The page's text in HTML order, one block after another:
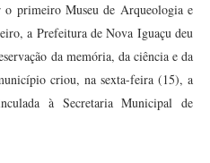
o primeiro Museu de Arqueologia e
a Prefeitura de Nova Iguaçu deu
da memória, da ciência e da
criou, na sexta-feira (15), a
à Secretaria Municipal de